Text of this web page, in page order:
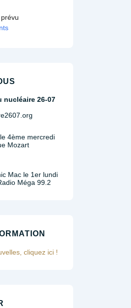
nucléaire 26-07
le 4ème mercredi
Mozart
Mac le 1er lundi
Méga 99.2
cliquez ici !